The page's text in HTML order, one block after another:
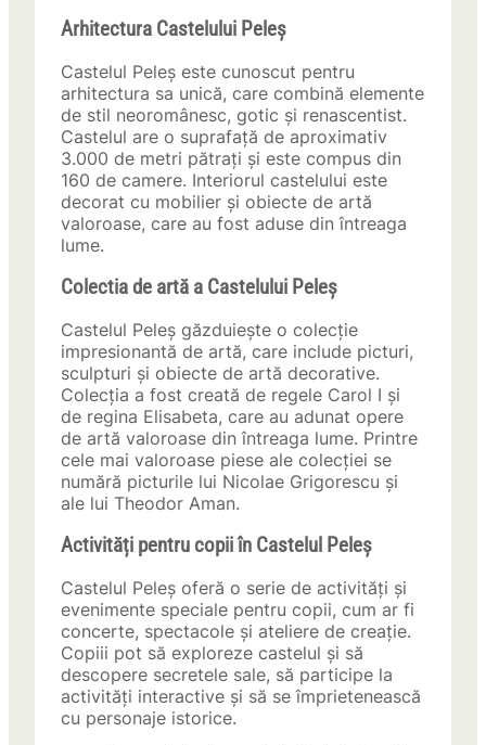
Arhitectura Castelului Peleș
Castelul Peleș este cunoscut pentru
arhitectura sa unică, care combină elemente
de stil neoromânesc, gotic și renascentist.
Castelul are o suprafață de aproximativ
3.000 de metri pătrați și este compus din
160 de camere. Interiorul castelului este
decorat cu mobilier și obiecte de artă
valoroase, care au fost aduse din întreaga
lume.
Colectia de artă a Castelului Peleș
Castelul Peleș găzduiește o colecție
impresionantă de artă, care include picturi,
sculpturi și obiecte de artă decorative.
Colecția a fost creată de regele Carol I și
de regina Elisabeta, care au adunat opere
de artă valoroase din întreaga lume. Printre
cele mai valoroase piese ale colecției se
numără picturile lui Nicolae Grigorescu și
ale lui Theodor Aman.
Activități pentru copii în Castelul Peleș
Castelul Peleș oferă o serie de activități și
evenimente speciale pentru copii, cum ar fi
concerte, spectacole și ateliere de creație.
Copiii pot să exploreze castelul și să
descopere secretele sale, să participe la
activități interactive și să se împrietenească
cu personaje istorice.